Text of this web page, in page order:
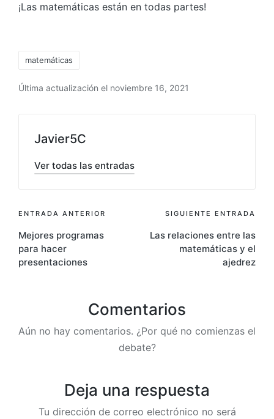
¡Las matemáticas están en todas partes!
matemáticas
Última actualización el noviembre 16, 2021
Javier5C
Ver todas las entradas
ENTRADA ANTERIOR
Mejores programas
para hacer
presentaciones
SIGUIENTE ENTRADA
Las relaciones entre las
matemáticas y el
ajedrez
Comentarios
Aún no hay comentarios. ¿Por qué no comienzas el
debate?
Deja una respuesta
Tu dirección de correo electrónico no será